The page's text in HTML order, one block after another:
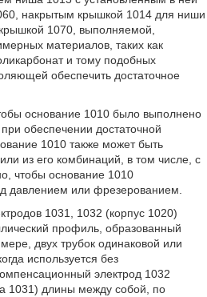
накрытым крышкой 1014 для ниши
1070, выполняемой,
материалов, таких как
и тому подобных
обеспечить достаточное
основание 1010 было выполнено
обеспечении достаточной
1010 также может быть
из его комбинаций, в том числе, с
чтобы основание 1010
давлением или фрезерованием.
1031, 1032 (корпус 1020)
профиль, образованный
двух трубок одинаковой или
используется без
электрод 1032
1031) длины между собой, по